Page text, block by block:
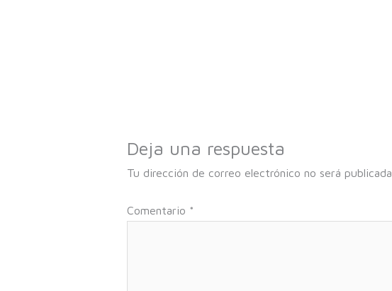
Deja una respuesta
Tu dirección de correo electrónico no será publicada.
Comentario *